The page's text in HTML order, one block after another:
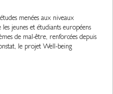
menées aux niveaux
jeunes et étudiants européens
de mal-être, renforcées depuis
le projet Well-being